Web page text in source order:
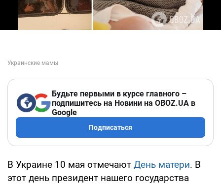
Будьте первыми в курсе главного –
подпишитесь на Новини на OBOZ.UA в
Google
Подписаться
В Украине 10 мая отмечают День матери. В
этот день президент нашего государства